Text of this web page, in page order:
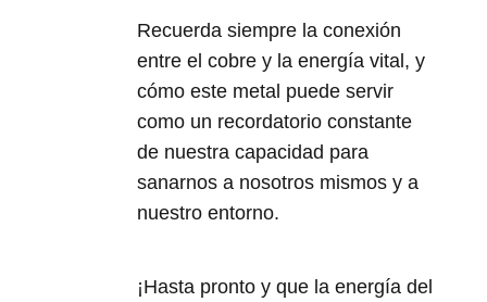
Recuerda siempre la conexión
entre el cobre y la energía vital, y
cómo este metal puede servir
como un recordatorio constante
de nuestra capacidad para
sanarnos a nosotros mismos y a
nuestro entorno.
¡Hasta pronto y que la energía del